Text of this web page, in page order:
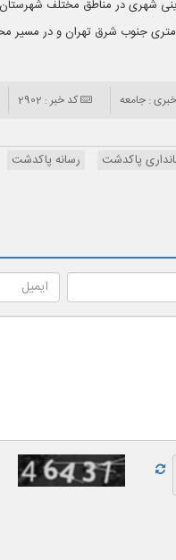
: جامعه کد خبر : 2902
پاکدشت رسانه پاکدشت